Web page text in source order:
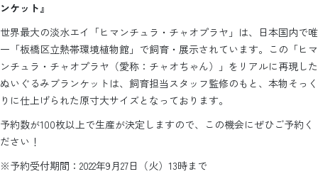
ンケット』
世界最大の淡水エイ「ヒマンチュラ・チャオプラヤ」は、日本国内で唯
一「板橋区立熱帯環境植物館」で飼育・展示されています。この「ヒマ
ンチュラ・チャオプラヤ（愛称：チャオちゃん）」をリアルに再現した
ぬいぐるみブランケットは、飼育担当スタッフ監修のもと、本物そっく
りに仕上げられた原寸大サイズとなっております。
予約数が100枚以上で生産が決定しますので、この機会にぜひご予約く
ださい！
※予約受付期間：2022年9月27日（火）13時まで